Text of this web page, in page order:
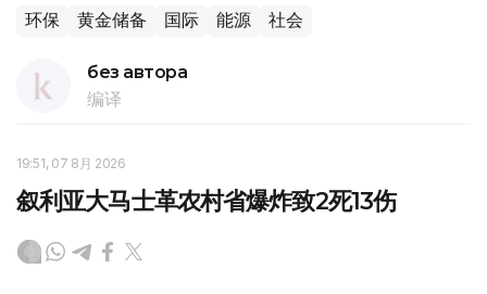
环保 黄金储备 国际 能源 社会
без автора
编译
19:51, 07 8月 2026
叙利亚大马士革农村省爆炸致2死13伤